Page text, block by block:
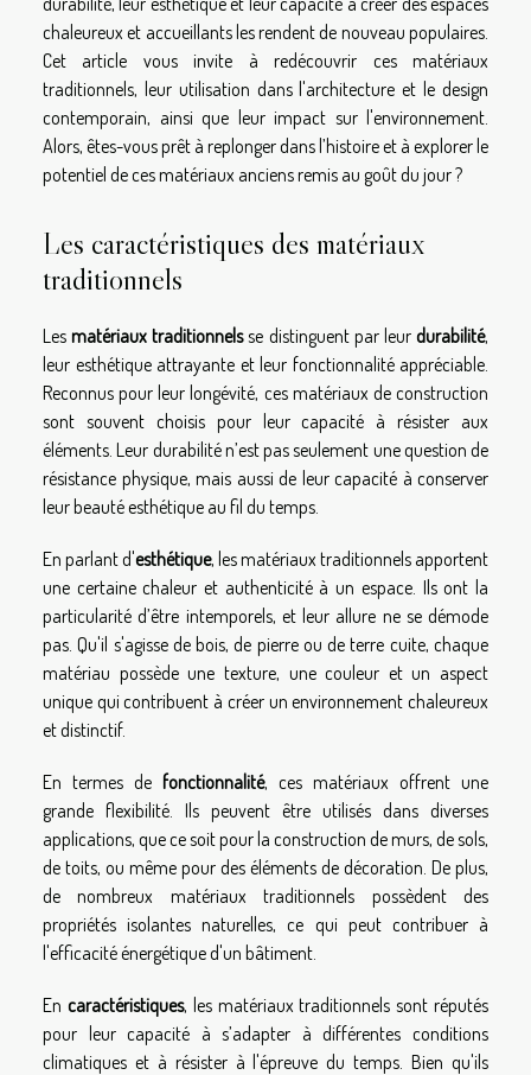
chaleureux et accueillants les rendent de nouveau populaires.
Cet article vous invite à redécouvrir ces matériaux
traditionnels, leur utilisation dans l'architecture et le design
contemporain, ainsi que leur impact sur l'environnement.
Alors, êtes-vous prêt à replonger dans l’histoire et à explorer le
potentiel de ces matériaux anciens remis au goût du jour ?
Les caractéristiques des matériaux
traditionnels
Lesmatériaux traditionnelsse distinguent par leurdurabilité,
leur esthétique attrayante et leur fonctionnalité appréciable.
Reconnus pour leur longévité, ces matériaux de construction
sont souvent choisis pour leur capacité à résister aux
éléments. Leur durabilité n’est pas seulement une question de
résistance physique, mais aussi de leur capacité à conserver
leur beauté esthétique au fil du temps.
En parlant d'esthétique, les matériaux traditionnels apportent
une certaine chaleur et authenticité à un espace. Ils ont la
particularité d’être intemporels, et leur allure ne se démode
pas. Qu'il s'agisse de bois, de pierre ou de terre cuite, chaque
matériau possède une texture, une couleur et un aspect
unique qui contribuent à créer un environnement chaleureux
et distinctif.
En termes de fonctionnalité, ces matériaux offrent une
grande flexibilité. Ils peuvent être utilisés dans diverses
applications, que ce soit pour la construction de murs, de sols,
de toits, ou même pour des éléments de décoration. De plus,
de nombreux matériaux traditionnels possèdent des
propriétés isolantes naturelles, ce qui peut contribuer à
l'efficacité énergétique d'un bâtiment.
En caractéristiques, les matériaux traditionnels sont réputés
pour leur capacité à s’adapter à différentes conditions
climatiques et à résister à l'épreuve du temps. Bien qu'ils